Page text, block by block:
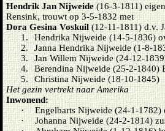
Hendrik Jan Nijweide(16-3-1811)
Rensink, trouwt op 3-5-1832 met
Dora Gesina Voskuil(12-11-1811) d.v.
1.
Hendrika Nijweide (14-5-1836)
2.
Janna Hendrika Nijweide (1-8-
3.
Jan Willem Nijweide (24-12-
4.
Berendina Nijweide (25-2-1840)
5.
Christina Nijweide (18-10-1845)
Het gezin vertrekt naar Amerika
Inwonend:
·
Engelbarts Nijweide (24-1-1782)
·
Johanna Nijweide (24-2-1814)